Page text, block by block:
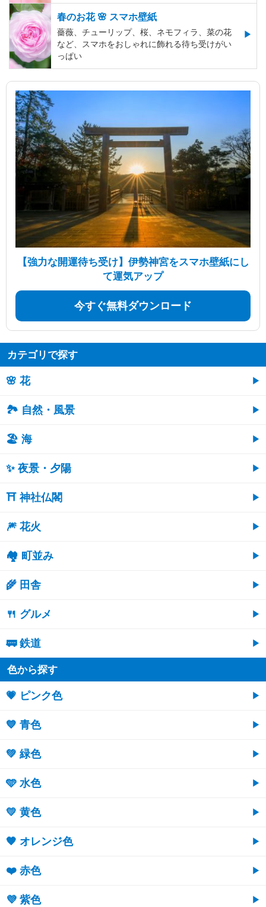
春のお花 🌸 スマホ壁紙
薔薇、チューリップ、桜、ネモフィラ、菜の花
など、スマホをおしゃれに飾れる待ち受けがい
っぱい
【強力な開運待ち受け】伊勢神宮をスマホ壁紙にし
て運気アップ
今すぐ無料ダウンロード
カテゴリで探す
🌸 花
🏞️ 自然・風景
🏖 海
✨ 夜景・夕陽
⛩ 神社仏閣
🎆 花火
🏘 町並み
🌾 田舎
🍴 グルメ
🚃 鉄道
色から探す
💗 ピンク色
💙 青色
💚 緑色
🩵 水色
💛 黄色
🧡 オレンジ色
❤️ 赤色
💜 紫色